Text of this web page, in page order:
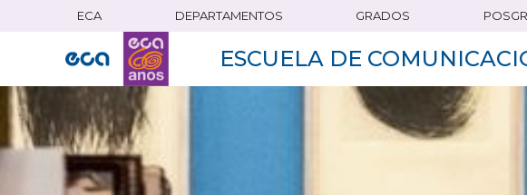
contenido
principal
ECA DEPARTAMENTOS GRADOS
ESCUELA DE